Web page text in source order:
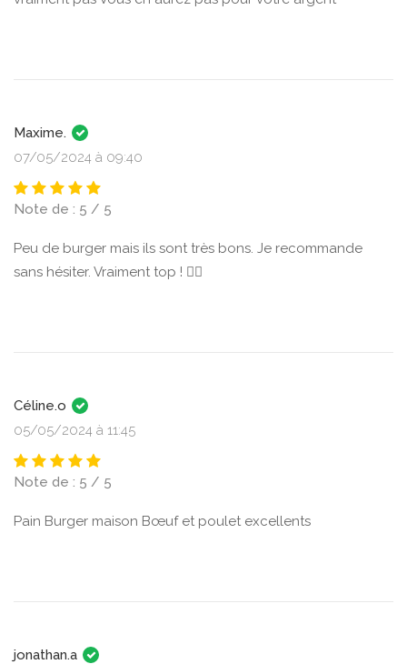
Maxime.
07/05/2024 à 09:40
Note de : 5 / 5
Peu de burger mais ils sont très bons. Je recommande
sans hésiter. Vraiment top ! 👍🏼
Céline.o
05/05/2024 à 11:45
Note de : 5 / 5
Pain Burger maison Bœuf et poulet excellents
jonathan.a